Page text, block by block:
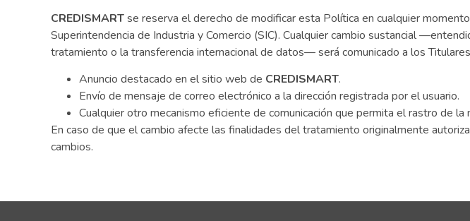
CREDISMARTse reserva el derecho de modificar esta Política en cualquier
Superintendencia de Industria y Comercio (SIC). Cualquier cambio sustancial
tratamiento o la transferencia internacional de datos— será comunicado a los
Anuncio destacado en el sitio web de CREDISMART.
Envío de mensaje de correo electrónico a la dirección registrada por el usuario.
Cualquier otro mecanismo eficiente de comunicación que permita el rastro de la
En caso de que el cambio afecte las finalidades del tratamiento originalmente
cambios.